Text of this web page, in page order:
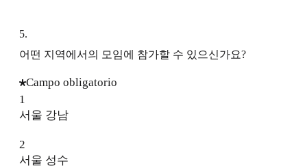
5.
어떤 지역에서의 모임에 참가할 수 있으신가요?
Campo obligatorio
1
서울 강남
2
서울 성수